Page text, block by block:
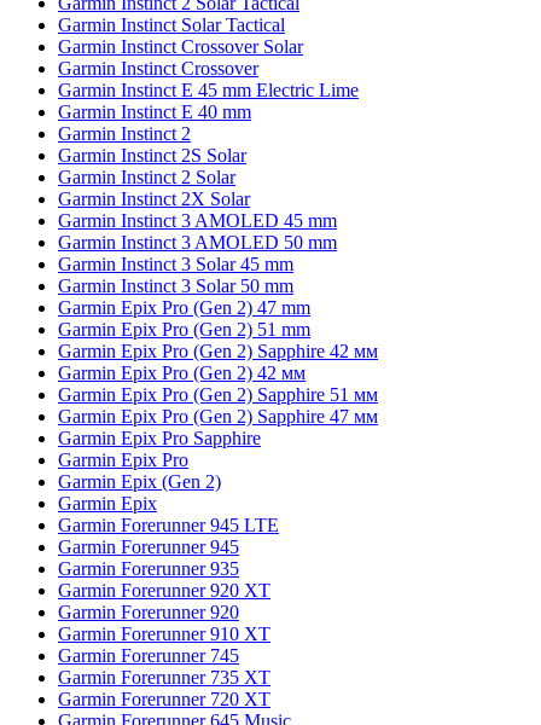
Garmin Instinct Solar Tactical
Garmin Instinct Crossover Solar
Garmin Instinct Crossover
Garmin Instinct E 45 mm Electric Lime
Garmin Instinct E 40 mm
Garmin Instinct 2
Garmin Instinct 2S Solar
Garmin Instinct 2 Solar
Garmin Instinct 2X Solar
Garmin Instinct 3 AMOLED 45 mm
Garmin Instinct 3 AMOLED 50 mm
Garmin Instinct 3 Solar 45 mm
Garmin Instinct 3 Solar 50 mm
Garmin Epix Pro (Gen 2) 47 mm
Garmin Epix Pro (Gen 2) 51 mm
Garmin Epix Pro (Gen 2) Sapphire 42 мм
Garmin Epix Pro (Gen 2) 42 мм
Garmin Epix Pro (Gen 2) Sapphire 51 мм
Garmin Epix Pro (Gen 2) Sapphire 47 мм
Garmin Epix Pro Sapphire
Garmin Epix Pro
Garmin Epix (Gen 2)
Garmin Epix
Garmin Forerunner 945 LTE
Garmin Forerunner 945
Garmin Forerunner 935
Garmin Forerunner 920 XT
Garmin Forerunner 920
Garmin Forerunner 910 XT
Garmin Forerunner 745
Garmin Forerunner 735 XT
Garmin Forerunner 720 XT
Garmin Forerunner 645 Music